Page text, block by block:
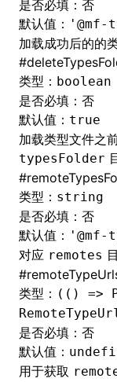
是否必填：否
默认值： '@mf-
加载成功后的的
#
类型： boolean
是否必填：否
默认值： true
加载类型文件之
typesFolder
#
类型： string
是否必填：否
默认值： '@mf-
对应 remotes
#
类型： (() =>
是否必填：否
默认值：
用于获取